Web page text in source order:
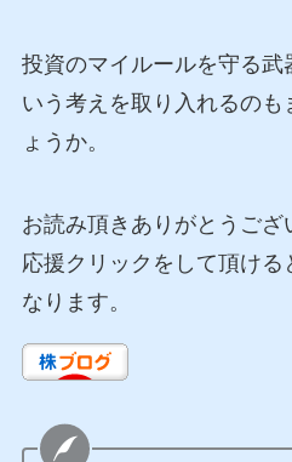
投資のマイルールを守る武
いう考えを取り入れるのも
ょうか。
お読み頂きありがとうござ
応援クリックをして頂け
なります。